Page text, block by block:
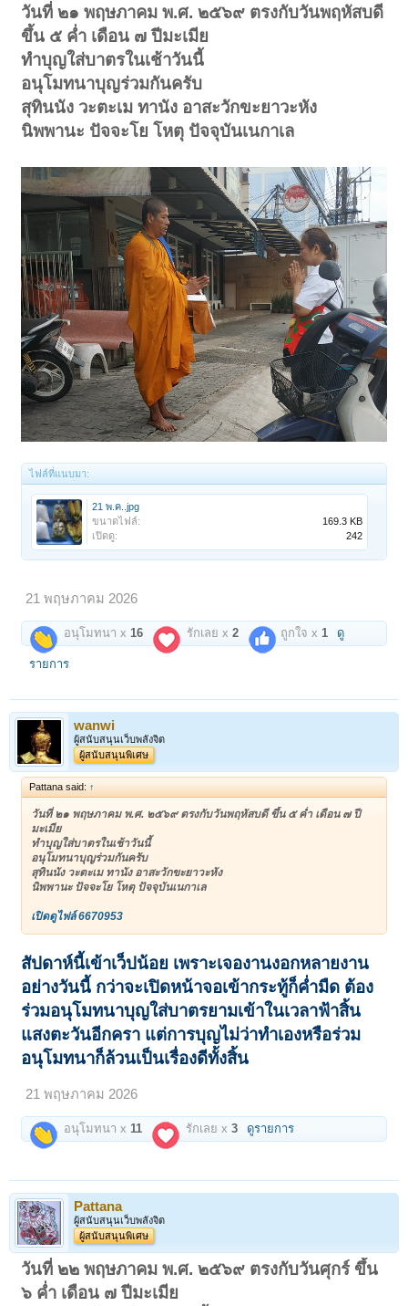
วันที่ ๒๑ พฤษภาคม พ.ศ. ๒๕๖๙ ตรงกับวันพฤหัสบดี
ขึ้น ๕ ค่ำ เดือน ๗ ปีมะเมีย
ทำบุญใส่บาตรในเช้าวันนี้
อนุโมทนาบุญร่วมกันครับ
สุทินนัง วะตะเม ทานัง อาสะวักขะยาวะหัง
นิพพานะ ปัจจะโย โหตุ ปัจจุบันเนกาเล
ไฟล์ที่แนบมา:
21 พ.ค..jpg
ขนาดไฟล์:
169.3 KB
เปิดดู:
242
21 พฤษภาคม 2026
อนุโมทนา x16 รักเลย x2 ถูกใจ x1 ดู
รายการ
wanwi
ผู้สนับสนุนเว็บพลังจิต
ผู้สนับสนุนพิเศษ
Pattana said: ↑
วันที่ ๒๑ พฤษภาคม พ.ศ. ๒๕๖๙ ตรงกับวันพฤหัสบดี ขึ้น ๕ ค่ำ เดือน ๗ ปี
มะเมีย
ทำบุญใส่บาตรในเช้าวันนี้
อนุโมทนาบุญร่วมกันครับ
สุทินนัง วะตะเม ทานัง อาสะวักขะยาวะหัง
นิพพานะ ปัจจะโย โหตุ ปัจจุบันเนกาเล
เปิดดูไฟล์ 6670953
สัปดาห์นี้เข้าเว็ปน้อย เพราะเจองานงอกหลายงาน
อย่างวันนี้ กว่าจะเปิดหน้าจอเข้ากระทู้ก็ค่ำมืด ต้อง
ร่วมอนุโมทนาบุญใส่บาตรยามเข้าในเวลาฟ้าสิ้น
แสงตะวันอีกครา แต่การบุญไม่ว่าทำเองหรือร่วม
อนุโมทนาก็ล้วนเป็นเรื่องดีทั้งสิ้น
21 พฤษภาคม 2026
อนุโมทนา x11 รักเลย x3 ดูรายการ
Pattana
ผู้สนับสนุนเว็บพลังจิต
ผู้สนับสนุนพิเศษ
วันที่ ๒๒ พฤษภาคม พ.ศ. ๒๕๖๙ ตรงกับวันศุกร์ ขึ้น
๖ ค่ำ เดือน ๗ ปีมะเมีย